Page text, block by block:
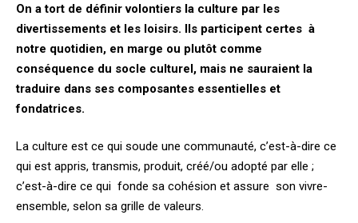
On a tort de définir volontiers la culture par les
divertissements et les loisirs. Ils participent certes à
notre quotidien, en marge ou plutôt comme
conséquence du socle culturel, mais ne sauraient la
traduire dans ses composantes essentielles et
fondatrices.
La culture est ce qui soude une communauté, c’est-à-dire ce
qui est appris, transmis, produit, créé/ou adopté par elle ;
c’est-à-dire ce qui fonde sa cohésion et assure son vivre-
ensemble, selon sa grille de valeurs.